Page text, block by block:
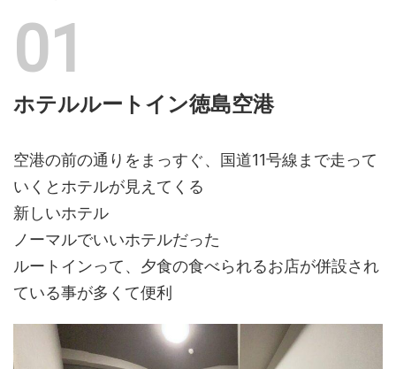
ホテルルートイン徳島空港
空港の前の通りをまっすぐ、国道11号線まで走って
いくとホテルが見えてくる
新しいホテル
ノーマルでいいホテルだった
ルートインって、夕食の食べられるお店が併設され
ている事が多くて便利